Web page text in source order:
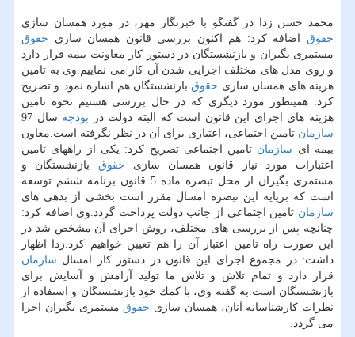
محمد حسن زدا در گفتگو با خبرنگار مهر، در مورد همسان سازی
حقوق اضافه كرد: هم اكنون بررسی قانون همسان سازی حقوق
مستمری بگیران و بازنشستگان در دستور كار معاونت بیمه قرار دارد
و روی مدل های مختلف اجرایی شدن آن كار می نماییم.وی به تامین
هزینه های همسان سازی حقوق بازنشستگان هم اشاره نمود و تصریح
كرد: همینطور مورد دیگری كه در حال بررسی هستیم نحوه تامین
هزینه های اجرای این قانون است كه البته دولت در بودجه سال 97
سازمان تامین اجتماعی، اعتباری برای آن در نظر نگرفته است.معاون
بیمه ای سازمان تامین اجتماعی تصریح كرد: یكی از راههای تامین
اعتبارات مورد نیاز قانون همسان سازی حقوق بازنشستگان و
مستمری بگیران از محل تبصره ماده 5 قانون برنامه ششم توسعه
است كه برپایه این تبصره امسال مقرر است بخشی از بدهی های
سازمان تامین اجتماعی از جانب دولت پرداخت گردد.وی اضافه كرد:
چنانچه پس از بررسی های مختلف، روش اجرای آن مشخص شد در
این صورت راه تامین اعتبار آن را هم تعیین خواهیم كرد.زدا اظهار
داشت: در مجموع اجرای این قانون در دستور كار امسال سازمان
قرار دارد و تمام تلاش و تلاش ما تولید آرامش و آسایش برای
بازنشستگان است.به گفته وی، با كمك خود بازنشستگان و استفاده از
نظرات كارشناسانه آنان، همسان سازی حقوق مستمری بگیران اجرا
می گردد.